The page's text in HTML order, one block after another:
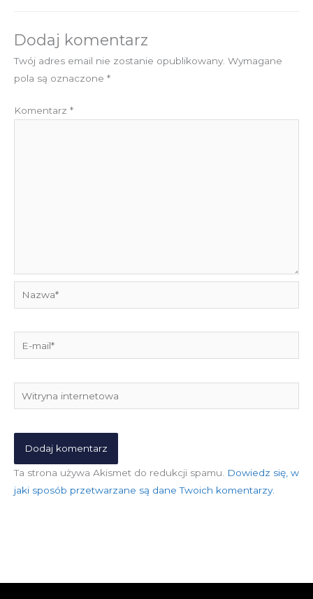
Dodaj komentarz
Twój adres email nie zostanie opublikowany. Wymagane
pola są oznaczone *
Komentarz *
mail*
Witryna
internetowa
Ta strona używa Akismet do redukcji spamu. Dowiedz się, w
jaki sposób przetwarzane są dane Twoich komentarzy.